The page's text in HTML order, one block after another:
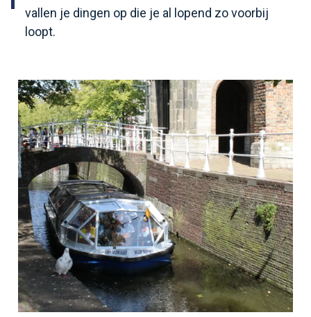
vallen je dingen op die je al lopend zo voorbij
loopt.